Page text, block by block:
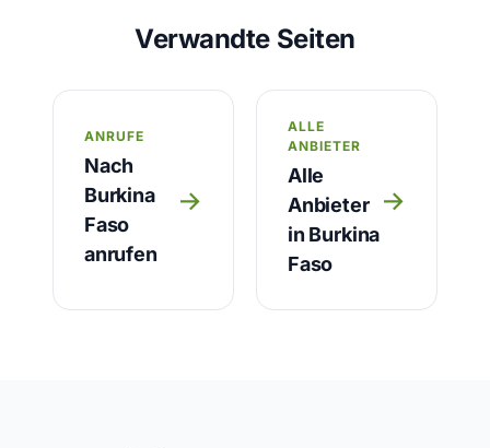
Verwandte Seiten
ANRUFE
Nach
Burkina
Faso
anrufen
→
ALLE
ANBIETER
Alle
Anbieter
in Burkina
Faso
→